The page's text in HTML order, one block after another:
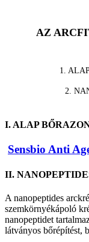
AZ
1.
2.
I. ALAP
Sensbio Anti
II.
A nanopeptides
szemkörnyékápoló
nanopeptidet
látványos bőrépítést,